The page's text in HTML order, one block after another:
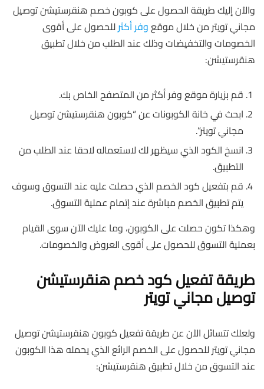
والآن إليك طريقة الحصول على كوبون خصم هنقرستيشن توصيل
مجاني تويتر من خلال موقعوفر أكثرللحصول على أقوى
الخصومات والتخفيضات وذلك عند الطلب من خلال تطبيق
هنقرستيشن:
قم بزيارة موقع وفر أكثر من المتصفح الخاص بك.
ابحث في خانة الكوبونات عن “كوبون هنقرستيشن توصيل
مجاني تويتر”.
انسخ الكود الذي سيظهر لك لاستعماله لاحقا عند الطلب من
التطبيق.
قم بتفعيل كود الخصم الذي حصلت عليه عند التسوق وسوف
يتم تطبيق الخصم مباشرة عند إتمام عملية التسوق.
وهكذا تكون حصلت على الكوبون، وما عليك الآن سوى القيام
بعملية التسوق للحصول على أقوى العروض والخصومات.
طريقة تفعيل كود خصم هنقرستيشن
توصيل مجاني تويتر
ولعلك تتسائل الآن عن طريقة تفعيل كوبون هنقرستيشن توصيل
مجاني تويتر للحصول على الخصم الرائع الذي يحمله هذا الكوبون
عند التسوق من خلال تطبيق هنقرستيشن: